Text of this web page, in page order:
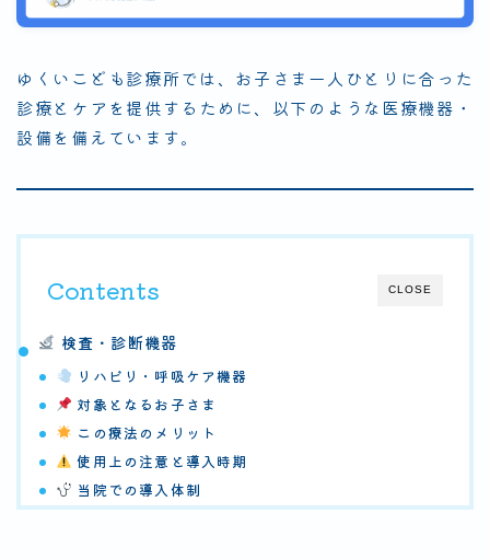
ゆくいこども診療所では、お子さま一人ひとりに合った
診療とケアを提供するために、以下のような医療機器・
設備を備えています。
CLOSE
Contents
検査・診断機器
リハビリ・呼吸ケア機器
対象となるお子さま
この療法のメリット
使用上の注意と導入時期
当院での導入体制